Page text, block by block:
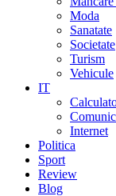
Moda
Sanatate
Societate
Turism
Vehicule
IT
Internet
Politica
Sport
Review
Blog